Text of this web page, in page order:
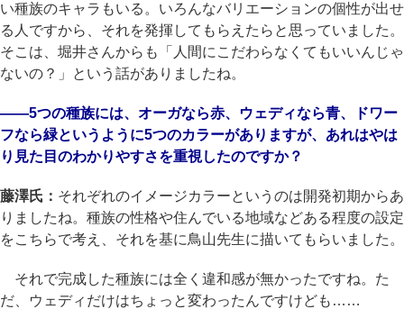
い種族のキャラもいる。いろんなバリエーションの個性が出せ
る人ですから、それを発揮してもらえたらと思っていました。
そこは、堀井さんからも「人間にこだわらなくてもいいんじゃ
ないの？」という話がありましたね。
――5つの種族には、オーガなら赤、ウェディなら青、ドワー
フなら緑というように5つのカラーがありますが、あれはやは
り見た目のわかりやすさを重視したのですか？
藤澤氏： それぞれのイメージカラーというのは開発初期からあ
りましたね。種族の性格や住んでいる地域などある程度の設定
をこちらで考え、それを基に鳥山先生に描いてもらいました。
それで完成した種族には全く違和感が無かったですね。た
だ、ウェディだけはちょっと変わったんですけども……